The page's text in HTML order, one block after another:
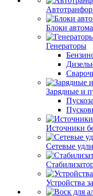
Блоки
Генераторы
Зарядные и
Источники
Сетевые
Устройства